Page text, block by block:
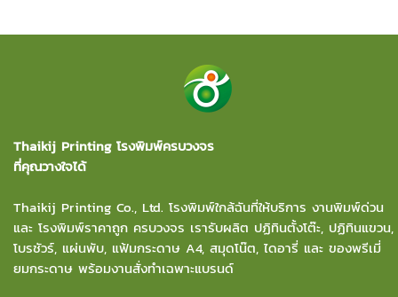
Thaikij Printing โรงพิมพ์ครบวงจร
ที่คุณวางใจได้
Thaikij Printing Co., Ltd. โรงพิมพ์ใกล้ฉันที่ให้บริการ งานพิมพ์ด่วน
และ โรงพิมพ์ราคาถูก ครบวงจร เรารับผลิต ปฏิทินตั้งโต๊ะ, ปฏิทินแขวน,
โบรชัวร์, แผ่นพับ, แฟ้มกระดาษ A4, สมุดโน๊ต, ไดอารี่ และ ของพรีเมี่
ยมกระดาษ พร้อมงานสั่งทำเฉพาะแบรนด์